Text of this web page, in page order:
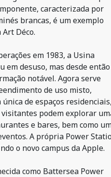
caracterizada por
brancas, é um exemplo
Déco.
em 1983, a Usina
em desuso, mas desde então
notável. Agora serve
de uso misto,
de espaços
visitantes podem explorar
e bares, bem como
A própria Power
o novo campus da Apple.
como Battersea Power